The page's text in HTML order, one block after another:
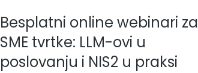
Besplatni online webinari za
SME tvrtke: LLM-ovi u
poslovanju i NIS2 u praksi